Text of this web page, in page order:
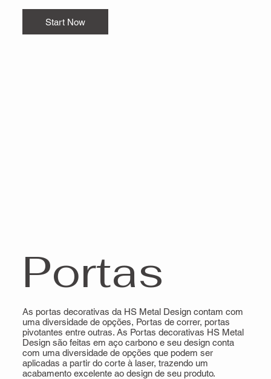
Start Now
Portas
As portas decorativas da HS Metal Design contam com
uma diversidade de opções, Portas de correr, portas
pivotantes entre outras. As Portas decorativas HS Metal
Design são feitas em aço carbono e seu design conta
com uma diversidade de opções que podem ser
aplicadas a partir do corte à laser, trazendo um
acabamento excelente ao design de seu produto.